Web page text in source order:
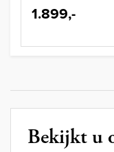
1.899,-
Bekijkt u